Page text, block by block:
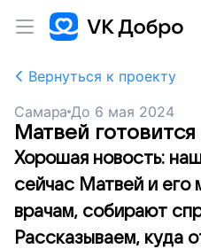
Вернуться к проекту
Самара До 6 мая 2024
Матвей
Хорошая новость:
сейчас Матвей и его
врачам, собирают
Рассказываем, куда